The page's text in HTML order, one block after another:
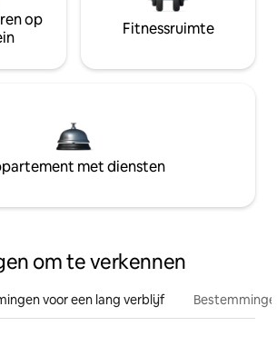
op
Fitnessruimte
met diensten
om te verkennen
voor een lang verblijf